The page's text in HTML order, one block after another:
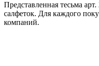
Представленная тесьма
салфеток. Для каждого
компаний.